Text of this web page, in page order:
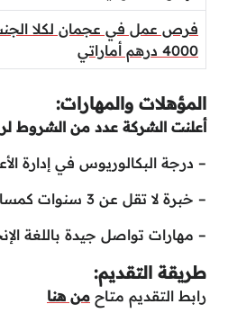
فرص عمل في عجمان لكلا
4000 درهم أماراتي
المؤهلات والمهارات:
أعلنت الشركة عدد من الشروط
– درجة البكالوريوس في إدارة
– خبرة لا تقل عن 3 سنوات كمساعد أداري في بيئة مماثلة
– مهارات تواصل جيدة باللغة
طريقة التقديم:
رابط التقديم متاح من هنا